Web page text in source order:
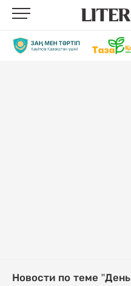
Новости по теме